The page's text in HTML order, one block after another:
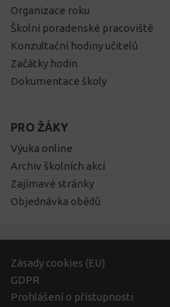
Organizace roku
Školní poradenské pracoviště
Konzultační hodiny učitelů
Začátky hodin
Dokumentace školy
PRO ŽÁKY
Výuka online
Archiv školních akcí
Zajímavé stránky
Objednávka obědů
Zásady cookies (EU)
GDPR
Prohlášení o přístupnosti